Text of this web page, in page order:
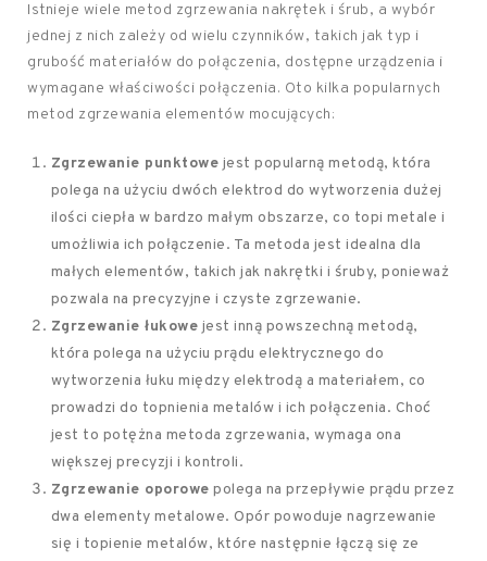
Istnieje wiele metod zgrzewania nakrętek i śrub, a wybór
jednej z nich zależy od wielu czynników, takich jak typ i
grubość materiałów do połączenia, dostępne urządzenia i
wymagane właściwości połączenia. Oto kilka popularnych
metod zgrzewania elementów mocujących:
Zgrzewanie punktowe jest popularną metodą, która
polega na użyciu dwóch elektrod do wytworzenia dużej
ilości ciepła w bardzo małym obszarze, co topi metale i
umożliwia ich połączenie. Ta metoda jest idealna dla
małych elementów, takich jak nakrętki i śruby, ponieważ
pozwala na precyzyjne i czyste zgrzewanie.
Zgrzewanie łukowe jest inną powszechną metodą,
która polega na użyciu prądu elektrycznego do
wytworzenia łuku między elektrodą a materiałem, co
prowadzi do topnienia metalów i ich połączenia. Choć
jest to potężna metoda zgrzewania, wymaga ona
większej precyzji i kontroli.
Zgrzewanie oporowe polega na przepływie prądu przez
dwa elementy metalowe. Opór powoduje nagrzewanie
się i topienie metalów, które następnie łączą się ze